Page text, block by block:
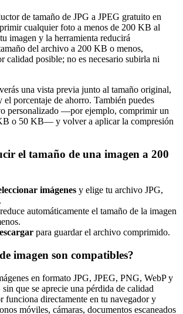
de tamaño de JPG a JPEG gratuito en
cualquier foto a menos de 200 KB al
imagen y la herramienta reducirá
del archivo a 200 KB o menos,
calidad posible; no es necesario subirla ni
una vista previa junto al tamaño original,
el porcentaje de ahorro. También puedes
personalizado —por ejemplo, comprimir un
o 50 KB— y volver a aplicar la compresión
el tamaño de una imagen a 200
imágenes y elige tu archivo JPG,
automáticamente el tamaño de la imagen
para guardar el archivo comprimido.
imagen son compatibles?
en formato JPG, JPEG, PNG, WebP y
que se aprecie una pérdida de calidad
funciona directamente en tu navegador y
móviles, cámaras, documentos escaneados